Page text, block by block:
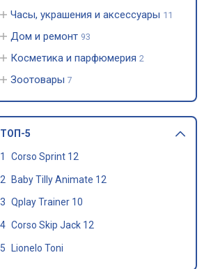
Часы, украшения и аксессуары 11
Дом и ремонт 93
Косметика и парфюмерия 2
Зоотовары 7
ТОП-5
Corso Sprint 12
Baby Tilly Animate 12
Qplay Trainer 10
Corso Skip Jack 12
Lionelo Toni